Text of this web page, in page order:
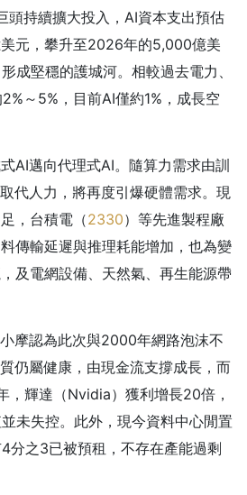
頭持續擴大投入，AI資本支出預估
元，攀升至2026年的5,000億美
成堅穩的護城河。相較過去電力、
～5%，目前AI僅約1%，成長空
AI邁向代理式AI。隨算力需求由訓
代人力，將再度引爆硬體需求。現
，台積電（2330）等先進製程廠
傳輸延遲與推理耗能增加，也為變
及電網設備、天然氣、再生能源帶
摩認為此次與2000年網路泡沫不
仍屬健康，由現金流支撐成長，而
，輝達（Nvidia）獲利增長20倍，
未失控。此外，現今資料中心閒置
分之3已被預租，不存在產能過剩